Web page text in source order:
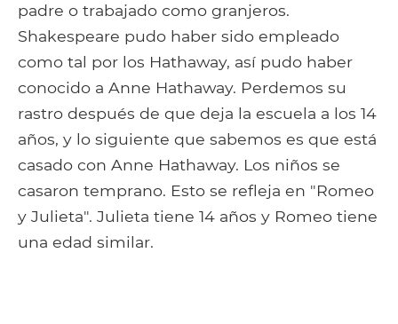
padre o trabajado como granjeros.
Shakespeare pudo haber sido empleado
como tal por los Hathaway, así pudo haber
conocido a Anne Hathaway. Perdemos su
rastro después de que deja la escuela a los 14
años, y lo siguiente que sabemos es que está
casado con Anne Hathaway. Los niños se
casaron temprano. Esto se refleja en "Romeo
y Julieta". Julieta tiene 14 años y Romeo tiene
una edad similar.